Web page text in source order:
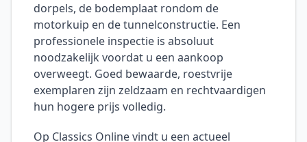
dorpels, de bodemplaat rondom de
motorkuip en de tunnelconstructie. Een
professionele inspectie is absoluut
noodzakelijk voordat u een aankoop
overweegt. Goed bewaarde, roestvrije
exemplaren zijn zeldzaam en rechtvaardigen
hun hogere prijs volledig.
Op Classics Online vindt u een actueel